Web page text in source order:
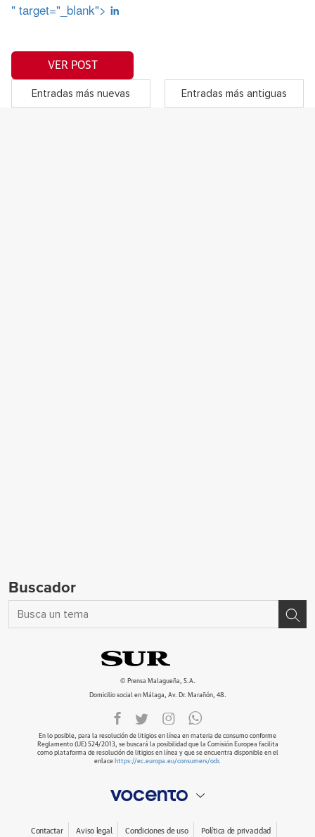
" target="_blank">
VER POST
Entradas más nuevas Entradas más antiguas
Buscador
© Prensa Malagueña, S.A.
Domicilio social en Málaga, Av. Dr. Marañón, 48.
En lo posible, para la resolución de litigios en línea en materia de consumo conforme
Reglamento (UE) 524/2013, se buscará la posibilidad que la Comisión Europea facilita
como plataforma de resolución de litigios en línea y que se encuentra disponible en el
enlace https://ec.europa.eu/consumers/odr.
Contactar Aviso legal Condiciones de uso Política de privacidad